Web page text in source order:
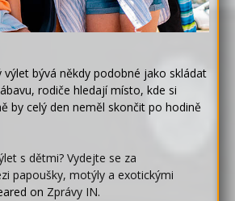
bývá někdy podobné jako skládat
rodiče hledají místo, kde si
by celý den neměl skončit po hodině
s dětmi? Vydejte se za
papoušky, motýly a exotickými
on Zprávy IN.